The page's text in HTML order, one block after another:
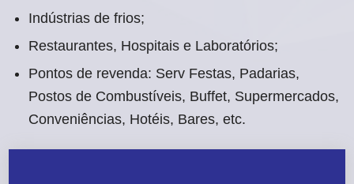
Indústrias de frios;
Restaurantes, Hospitais e Laboratórios;
Pontos de revenda: Serv Festas, Padarias,
Postos de Combustíveis, Buffet, Supermercados,
Conveniências, Hotéis, Bares, etc.